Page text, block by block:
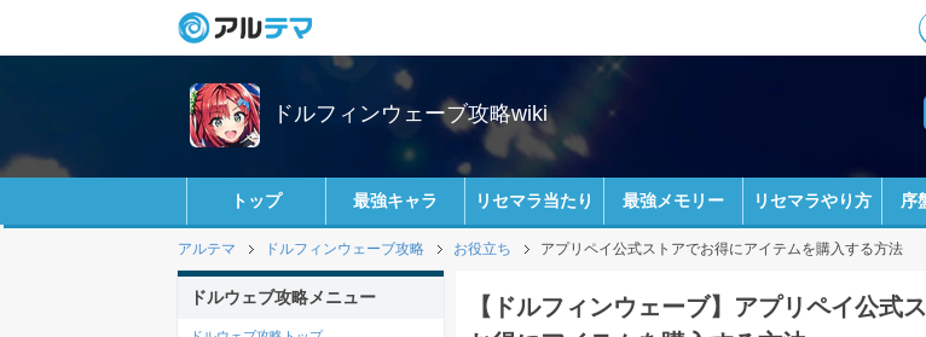
ドルフィンウェーブ攻略wiki
トップ 最強キャラ リセマラ当たり 最強メモリー リセマラやり方 序
アルテマ ドルフィンウェーブ攻略 お役立ち アプリペイ公式ストアでお得にアイテムを購入する方法
【ドルフィンウェーブ】アプリペイ公式
ドルウェブ攻略メニュー